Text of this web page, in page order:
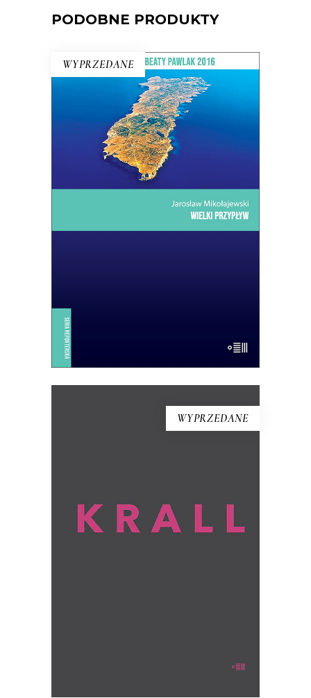
PODOBNE PRODUKTY
WYPRZEDANE
WIELKI PRZYPŁYW
Mikołajewski z czułością i delikatnością
kreśli reporterski portret wyspy –
przedsionka Ziemi Obiecanej
uchodźców. Lampedusa jest kroplą:
skupiają się w niej jak w soczewce
WYPRZEDANE
To książka, jakiej nie było. Hanna Krall,
wybitna reporterka, ta, która opisywała